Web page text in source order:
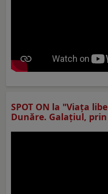
SPOT ON la "Viaţa
Dunăre. Galațiul,